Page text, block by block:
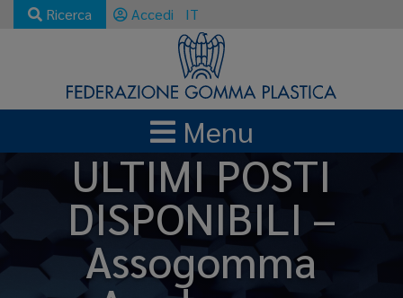
Ricerca Accedi IT
Menu
ULTIMI POSTI
DISPONIBILI –
Assogomma